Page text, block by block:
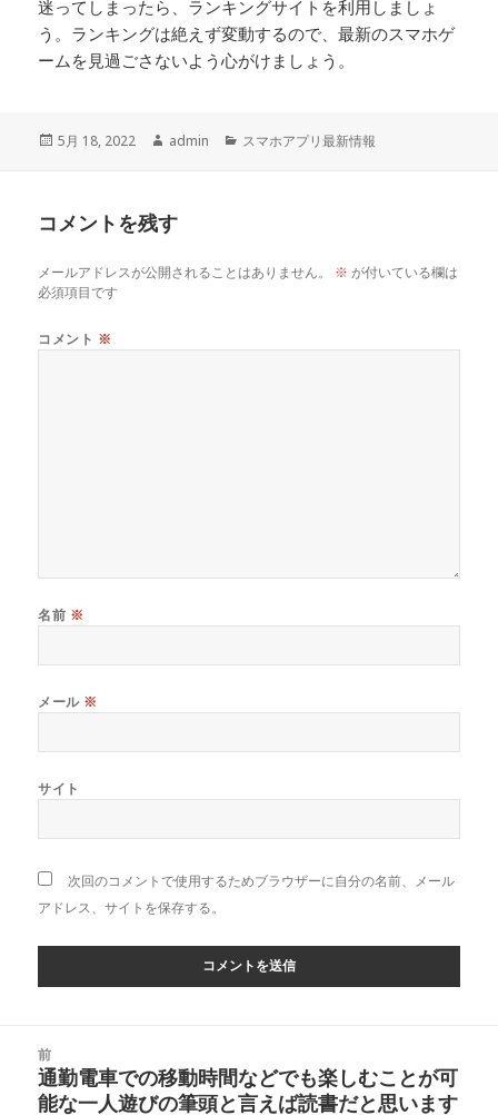
迷ってしまったら、ランキングサイトを利用しましょ
う。ランキングは絶えず変動するので、最新のスマホゲ
ームを見過ごさないよう心がけましょう。
投
5月 18, 2022
作
admin
カ
スマホアプリ最新情報
コメントを残す
メールアドレスが公開されることはありません。 ※ が付いている欄は
必須項目です
コメント ※
名前 ※
メール ※
サイト
次回のコメントで使用するためブラウザーに自分の名前、メール
アドレス、サイトを保存する。
前
前
の
通勤電車での移動時間などでも楽しむことが可
能な一人遊びの筆頭と言えば読書だと思います